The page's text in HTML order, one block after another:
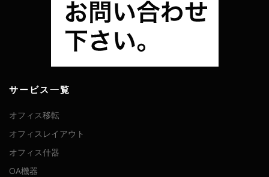
サービス一覧
オフィス移転
オフィスレイアウト
オフィス什器
OA機器